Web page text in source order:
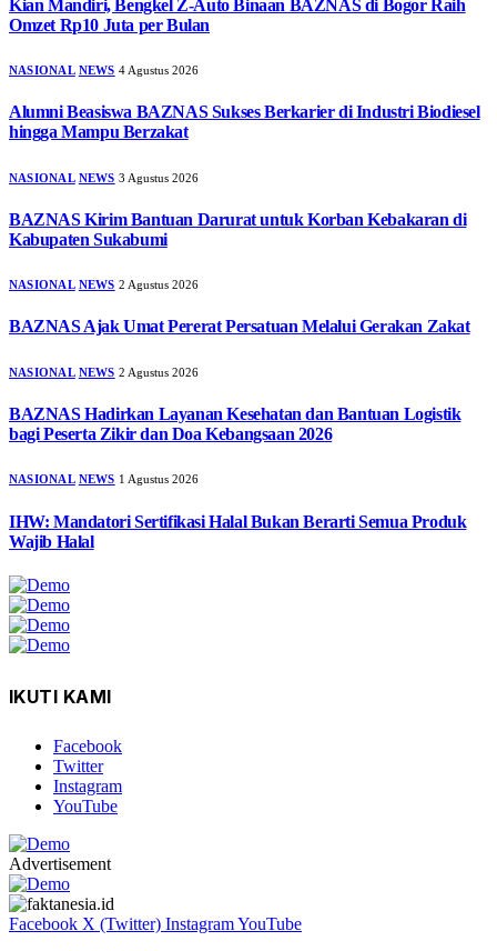
Kian Mandiri, Bengkel Z-Auto Binaan BAZNAS di Bogor Raih
Omzet Rp10 Juta per Bulan
NASIONAL NEWS 4 Agustus 2026
Alumni Beasiswa BAZNAS Sukses Berkarier di Industri Biodiesel
hingga Mampu Berzakat
NASIONAL NEWS 3 Agustus 2026
BAZNAS Kirim Bantuan Darurat untuk Korban Kebakaran di
Kabupaten Sukabumi
NASIONAL NEWS 2 Agustus 2026
BAZNAS Ajak Umat Pererat Persatuan Melalui Gerakan Zakat
NASIONAL NEWS 2 Agustus 2026
BAZNAS Hadirkan Layanan Kesehatan dan Bantuan Logistik
bagi Peserta Zikir dan Doa Kebangsaan 2026
NASIONAL NEWS 1 Agustus 2026
IHW: Mandatori Sertifikasi Halal Bukan Berarti Semua Produk
Wajib Halal
IKUTI KAMI
Facebook
Twitter
Instagram
YouTube
Advertisement
Facebook X (Twitter) InstagramYouTube